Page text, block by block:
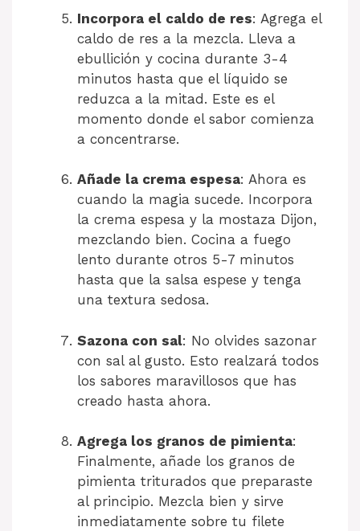
Incorpora el caldo de res: Agrega el
caldo de res a la mezcla. Lleva a
ebullición y cocina durante 3-4
minutos hasta que el líquido se
reduzca a la mitad. Este es el
momento donde el sabor comienza
a concentrarse.
Añade la crema espesa: Ahora es
cuando la magia sucede. Incorpora
la crema espesa y la mostaza Dijon,
mezclando bien. Cocina a fuego
lento durante otros 5-7 minutos
hasta que la salsa espese y tenga
una textura sedosa.
Sazona con sal: No olvides sazonar
con sal al gusto. Esto realzará todos
los sabores maravillosos que has
creado hasta ahora.
Agrega los granos de pimienta:
Finalmente, añade los granos de
pimienta triturados que preparaste
al principio. Mezcla bien y sirve
inmediatamente sobre tu filete